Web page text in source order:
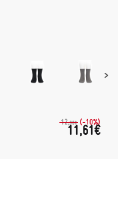
12,90€ (-10%)
11,61€